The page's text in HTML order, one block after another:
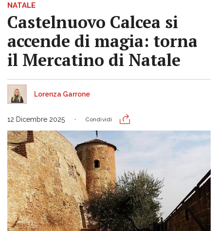
NATALE
Castelnuovo Calcea si
accende di magia: torna
il Mercatino di Natale
Lorenza Garrone
12 Dicembre 2025 Condividi